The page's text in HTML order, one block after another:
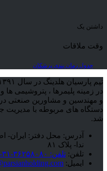
داشتن یک
وقت ملاقات
جدول زمان بندی پزشکان
در زمینه پلیمرها ، پتروشیمی ها
و مهندسین و مشاورین صنعتی
دستگاه های مربوطه با مدیریت
شد.
آدرس: محل دفتر: ایران-
ندا- پلاک ۸۱
تلفن: تلفن: ۳۶۲۵۸۰۸۰-۳۱-۹۸+ فاکس: ۳۶۲۵۶۶۴۴-۳۱-۹۸+
ایمیل: